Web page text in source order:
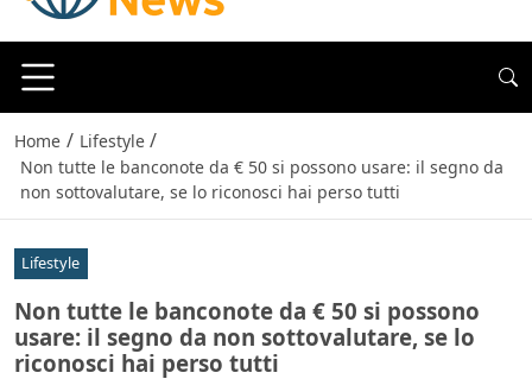
Home / Lifestyle /
Non tutte le banconote da € 50 si possono usare: il segno da
non sottovalutare, se lo riconosci hai perso tutti
Lifestyle
Non tutte le banconote da € 50 si possono
usare: il segno da non sottovalutare, se lo
riconosci hai perso tutti